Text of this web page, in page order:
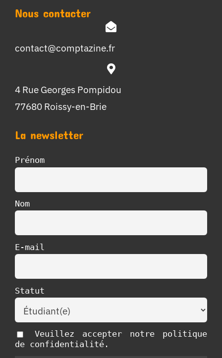
Nous contacter
contact@comptazine.fr
4 Rue Georges Pompidou
77680 Roissy-en-Brie
La newsletter
Prénom
Nom
E-mail
Statut
Veuillez accepter notre politique
de confidentialité.